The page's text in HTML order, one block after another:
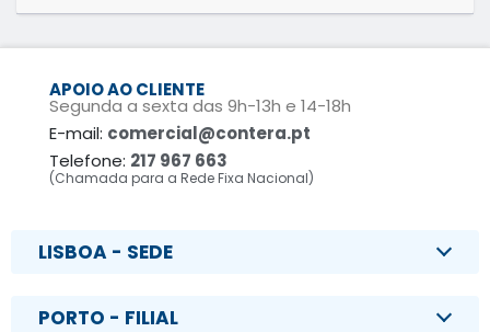
APOIO AO CLIENTE
Segunda a sexta das 9h-13h e 14-18h
E-mail: comercial@contera.pt
Telefone: 217 967 663
(Chamada para a Rede Fixa Nacional)
LISBOA - SEDE
PORTO - FILIAL